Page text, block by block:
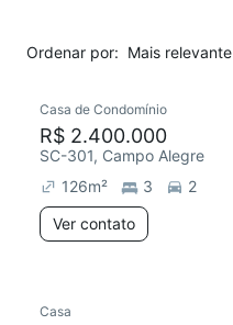
Ordenar por: Mais relevante
Casa de Condomínio
R$ 2.400.000
SC-301, Campo Alegre
126m² 3
2
Ver contato
Casa